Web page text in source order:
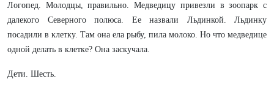
Логопед. Молодцы, правильно. Медведицу привезли в зоопарк с
далекого Северного полюса. Ее назвали Льдинкой. Льдинку
посадили в клетку. Там она ела рыбу, пила молоко. Но что медведице
одной делать в клетке? Она заскучала.
Дети. Шесть.